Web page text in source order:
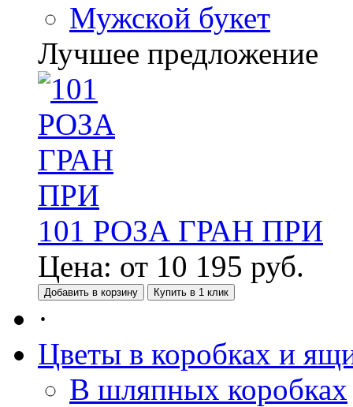
Мужской букет
Лучшее предложение
101 РОЗА ГРАН ПРИ
Цена: от 10 195 руб.
Добавить в корзину Купить в 1 клик
·
Цветы в коробках и
В шляпных коробках